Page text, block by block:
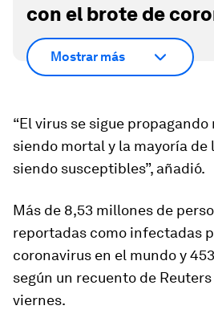
con el brote de
Mostrar más
“El virus se sigue
siendo mortal y la mayoría de
siendo susceptibles”, añadió.
Más de 8,53 millones de
reportadas como infectadas
coronavirus en el mundo y
según un recuento de Reuters
viernes.